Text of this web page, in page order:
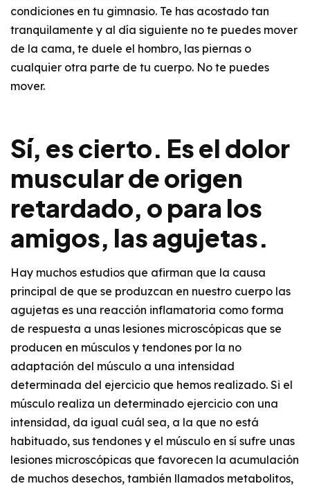
condiciones en tu gimnasio. Te has acostado tan
tranquilamente y al día siguiente no te puedes mover
de la cama, te duele el hombro, las piernas o
cualquier otra parte de tu cuerpo. No te puedes
mover.
Sí, es cierto. Es el dolor
muscular de origen
retardado, o para los
amigos, las agujetas.
Hay muchos estudios que afirman que la causa
principal de que se produzcan en nuestro cuerpo las
agujetas es una reacción inflamatoria como forma
de respuesta a unas lesiones microscópicas que se
producen en músculos y tendones por la no
adaptación del músculo a una intensidad
determinada del ejercicio que hemos realizado. Si el
músculo realiza un determinado ejercicio con una
intensidad, da igual cuál sea, a la que no está
habituado, sus tendones y el músculo en sí sufre unas
lesiones microscópicas que favorecen la acumulación
de muchos desechos, también llamados metabolitos,